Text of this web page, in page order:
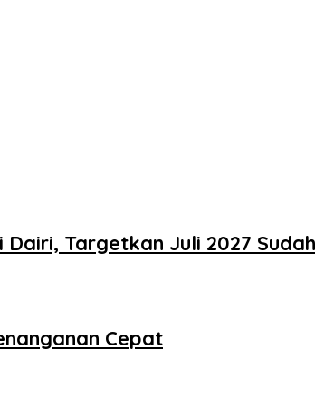
Targetkan Juli 2027
Cepat